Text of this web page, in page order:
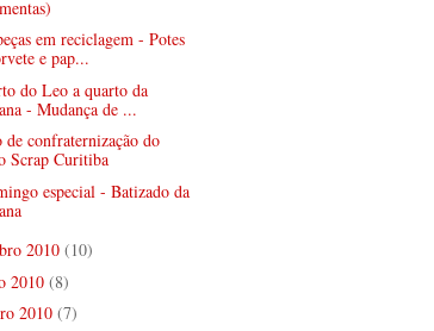
em reciclagem - Potes
e pap...
do Leo a quarto da
- Mudança de ...
confraternização do
Scrap Curitiba
especial - Batizado da
2010 (10)
2010 (8)
2010 (7)